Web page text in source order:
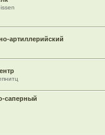
артиллерийский
саперный